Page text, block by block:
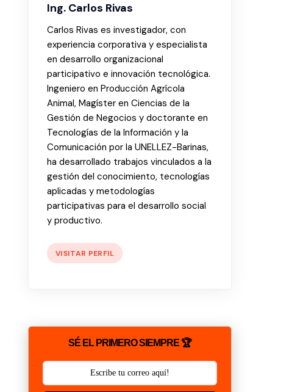
Ing. Carlos Rivas
Carlos Rivas es investigador, con
experiencia corporativa y especialista
en desarrollo organizacional
participativo e innovación tecnológica.
Ingeniero en Producción Agrícola
Animal, Magíster en Ciencias de la
Gestión de Negocios y doctorante en
Tecnologías de la Información y la
Comunicación por la UNELLEZ-Barinas,
ha desarrollado trabajos vinculados a la
gestión del conocimiento, tecnologías
aplicadas y metodologías
participativas para el desarrollo social
y productivo.
VISITAR PERFIL
SÉ EL PRIMERO SIEMPRE 🏆